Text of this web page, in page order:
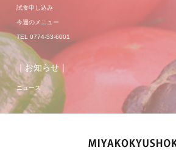
試食申し込み
今週のメニュー
TEL 0774-53-6001
｜お知らせ｜
ニュース